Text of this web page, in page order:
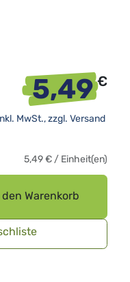
den Warenkorb
5,49€
MwSt., zzgl. Versand
5,49€ / Einheit(en)